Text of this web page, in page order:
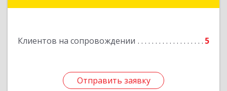
Клиентов на сопровождении 5
Отправить заявку
Подробнее
Отправить заявку